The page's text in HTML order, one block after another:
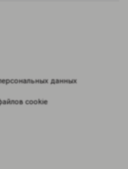
данных
cookie